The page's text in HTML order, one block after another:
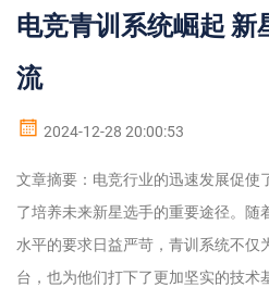
电竞青训系统崛起 新
流
2024-12-28 20:00:53
文章摘要：电竞行业的迅速发展促使
了培养未来新星选手的重要途径。随
水平的要求日益严苛，青训系统不仅
台，也为他们打下了更加坚实的技术